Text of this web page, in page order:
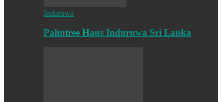
Induruwa
Palmtree Haus Induruwa Sri Lanka